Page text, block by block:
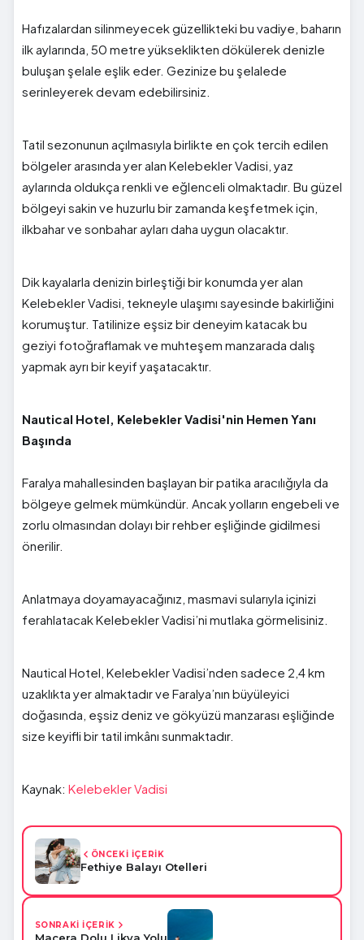
Hafızalardan silinmeyecek güzellikteki bu vadiye, baharın
ilk aylarında, 50 metre yükseklikten dökülerek denizle
buluşan şelale eşlik eder. Gezinize bu şelalede
serinleyerek devam edebilirsiniz.
Tatil sezonunun açılmasıyla birlikte en çok tercih edilen
bölgeler arasında yer alan Kelebekler Vadisi, yaz
aylarında oldukça renkli ve eğlenceli olmaktadır. Bu güzel
bölgeyi sakin ve huzurlu bir zamanda keşfetmek için,
ilkbahar ve sonbahar ayları daha uygun olacaktır.
Dik kayalarla denizin birleştiği bir konumda yer alan
Kelebekler Vadisi, tekneyle ulaşımı sayesinde bakirliğini
korumuştur. Tatilinize eşsiz bir deneyim katacak bu
geziyi fotoğraflamak ve muhteşem manzarada dalış
yapmak ayrı bir keyif yaşatacaktır.
Nautical Hotel, Kelebekler Vadisi'nin Hemen Yanı
Başında
Faralya mahallesinden başlayan bir patika aracılığıyla da
bölgeye gelmek mümkündür. Ancak yolların engebeli ve
zorlu olmasından dolayı bir rehber eşliğinde gidilmesi
önerilir.
Anlatmaya doyamayacağınız, masmavi sularıyla içinizi
ferahlatacak Kelebekler Vadisi’ni mutlaka görmelisiniz.
Nautical Hotel, Kelebekler Vadisi’nden sadece 2,4 km
uzaklıkta yer almaktadır ve Faralya’nın büyüleyici
doğasında, eşsiz deniz ve gökyüzü manzarası eşliğinde
size keyifli bir tatil imkânı sunmaktadır.
Kaynak: Kelebekler Vadisi
ÖNCEKİ İÇERİK
Fethiye Balayı Otelleri
SONRAKİ İÇERİK
Macera Dolu Likya Yolu